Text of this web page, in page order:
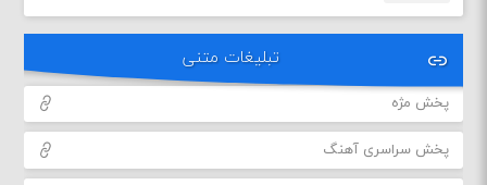
تبلیغات متنی
پخش مژه
پخش سراسری آهنگ